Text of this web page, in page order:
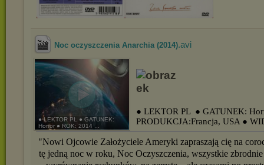
Noc oczyszczenia Anarchia (2014).avi
● LEKTOR PL ● GATUNEK:
Horror ● ROK: 2014 ...
● LEKTOR PL ● GATUNEK:
PRODUKCJA:Francja, USA ●
"Nowi Ojcowie Założyciele Ameryki zapraszają cię na
tę jedną noc w roku, Noc Oczyszczenia, wszystkie zbrodnie